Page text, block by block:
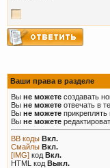
Ваши права в разделе
Вы не можете создавать
Вы не можете отвечать в
Вы не можете
Вы не можете
BB коды Вкл.
Смайлы Вкл.
[IMG] код Вкл.
HTML код Выкл.